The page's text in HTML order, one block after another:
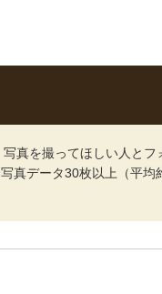
真を撮ってほしい人とフ
真データ30枚以上（平均